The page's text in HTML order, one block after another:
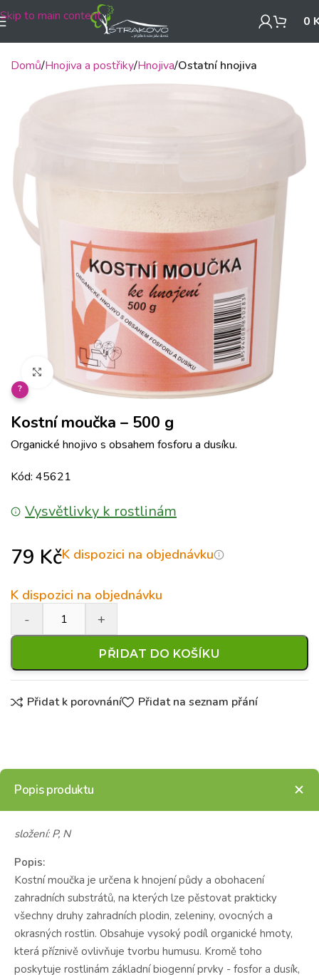
Skip to main content 0
Domů Hnojiva a postřiky Hnojiva Ostatní hnojiva
Klikněte pro zvětšení
?
Kostní moučka – 500 g
Organické hnojivo s obsahem fosforu a dusíku.
Kód: 45621
Vysvětlivky k rostlinám
79 KčK dispozici na objednávku
K dispozici na objednávku
PŘIDAT DO KOŠÍKU
Přidat k porovnání Přidat na seznam přání
Popis produktu
složení: P, N
Popis:
Kostní moučka je určena k hnojení půdy a obohacení
zahradních substrátů, na kterých lze pěstovat prakticky
všechny druhy zahradních plodin, zeleniny, ovocných a
okrasných rostlin. Obsahuje vysoký podíl organické hmoty,
která příznivě ovlivňuje tvorbu humusu. Kromě toho
poskytuje rostlinám základní biogenní prvky - fosfor a dusík,